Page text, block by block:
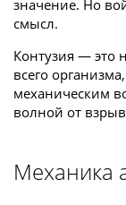
значение. Но
смысл.
Контузия — это
всего
механическим
волной от
Механика